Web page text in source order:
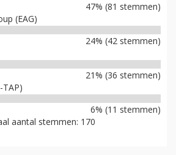
47% (81 stemmen)
(EAG)
24% (42 stemmen)
21% (36 stemmen)
TAP)
6% (11 stemmen)
aantal stemmen: 170